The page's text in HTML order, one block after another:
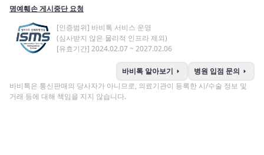
명예훼손 게시중단 요청
[인증범위] 바비톡 서비스 운영
(심사받지 않은 물리적 인프라 제외)
[유효기간] 2024.02.07 ~ 2027.02.06
바비톡 알아보기 arrow_right 병원 입점 문의 arrow_right
바비톡은 통신판매의 당사자가 아니므로, 의료기관이 등록한 시/수술 정보 및
거래 등에 대해 책임을 지지 않습니다.